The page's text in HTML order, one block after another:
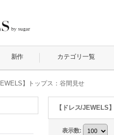
新作 カテゴリ一覧
】トップス：谷間見せ
【ドレス/JEWELS
表示数: